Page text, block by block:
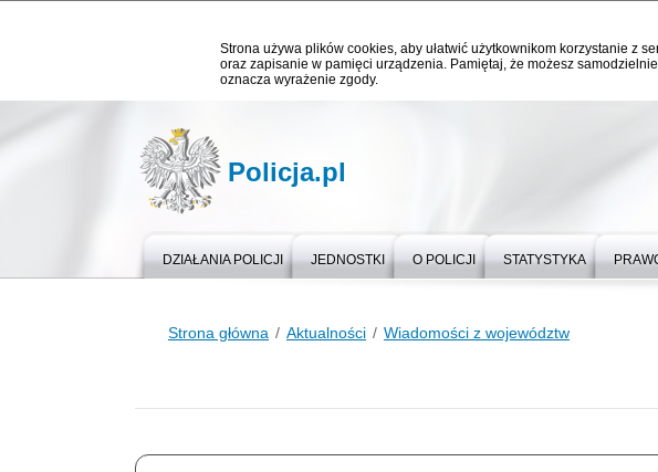
Strona używa plików cookies, aby ułatwić użytkownikom korzystanie z
oraz zapisanie w pamięci urządzenia. Pamiętaj, że możesz
oznacza wyrażenie zgody.
Policja.pl
DZIAŁANIA POLICJI JEDNOSTKI O POLICJI STATYSTYKA
Strona główna Aktualności Wiadomości z województw